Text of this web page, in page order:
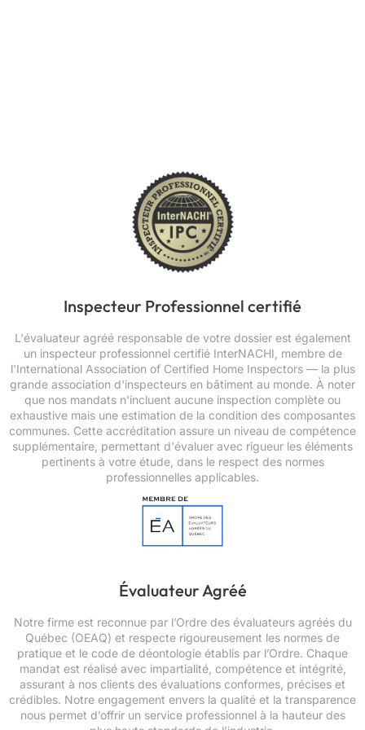
Inspecteur Professionnel certifié
L'évaluateur agréé responsable de votre dossier est également
un inspecteur professionnel certifié InterNACHI, membre de
l'International Association of Certified Home Inspectors — la plus
grande association d'inspecteurs en bâtiment au monde. À noter
que nos mandats n'incluent aucune inspection complète ou
exhaustive mais une estimation de la condition des composantes
communes. Cette accréditation assure un niveau de compétence
supplémentaire, permettant d'évaluer avec rigueur les éléments
pertinents à votre étude, dans le respect des normes
professionnelles applicables.
Évaluateur Agréé
Notre firme est reconnue par l’Ordre des évaluateurs agréés du
Québec (OEAQ) et respecte rigoureusement les normes de
pratique et le code de déontologie établis par l’Ordre. Chaque
mandat est réalisé avec impartialité, compétence et intégrité,
assurant à nos clients des évaluations conformes, précises et
crédibles. Notre engagement envers la qualité et la transparence
nous permet d’offrir un service professionnel à la hauteur des